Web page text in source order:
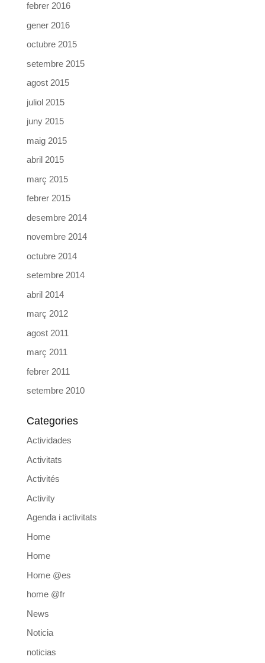
febrer 2016
gener 2016
octubre 2015
setembre 2015
agost 2015
juliol 2015
juny 2015
maig 2015
abril 2015
març 2015
febrer 2015
desembre 2014
novembre 2014
octubre 2014
setembre 2014
abril 2014
març 2012
agost 2011
març 2011
febrer 2011
setembre 2010
Categories
Actividades
Activitats
Activités
Activity
Agenda i activitats
Home
Home
Home @es
home @fr
News
Noticia
noticias